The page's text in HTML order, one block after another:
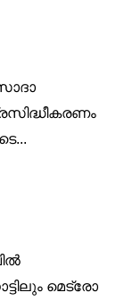
മെട്രോ